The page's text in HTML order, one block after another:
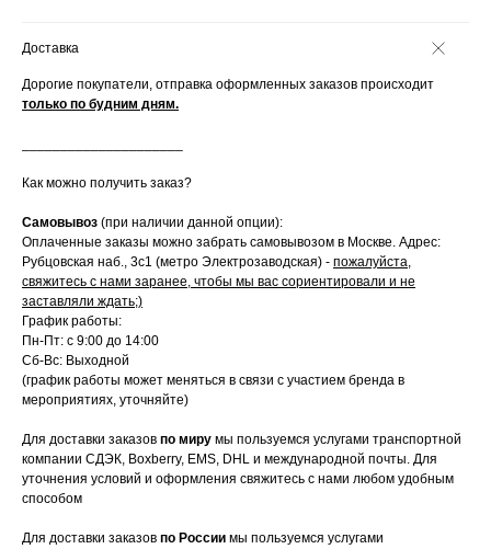
Доставка
Дорогие покупатели, отправка оформленных заказов происходит
только по будним дням.
Как можно получить заказ?
Самовывоз (при наличии данной опции):
Оплаченные заказы можно забрать самовывозом в Москве. Адрес:
Рубцовская наб., 3с1 (метро Электрозаводская) - пожалуйста,
свяжитесь с нами заранее, чтобы мы вас сориентировали и не
заставляли ждать;)
График работы:
Пн-Пт: с 9:00 до 14:00
Сб-Вс: Выходной
(график работы может меняться в связи с участием бренда в
мероприятиях, уточняйте)
Для доставки заказов по миру мы пользуемся услугами транспортной
компании СДЭК, Boxberry, EMS, DHL и международной почты. Для
уточнения условий и оформления свяжитесь с нами любом удобным
способом
Для доставки заказов по России мы пользуемся услугами